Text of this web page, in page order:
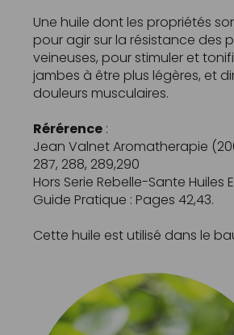
Une huile dont les propriétés
pour agir sur la résistance des
veineuses, pour stimuler et
jambes à être plus légères, et
douleurs musculaires.
Rérérence :
Jean Valnet Aromatherapie
287, 288, 289,290
Hors Serie Rebelle-Sante Huiles
Guide Pratique : Pages 42,43.
Cette huile est utilisé dans le